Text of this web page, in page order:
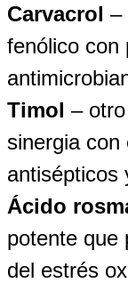
Carvacrol –
fenólico con
Timol –
sinergia
antisépticos
Ácido
potente que
del estrés